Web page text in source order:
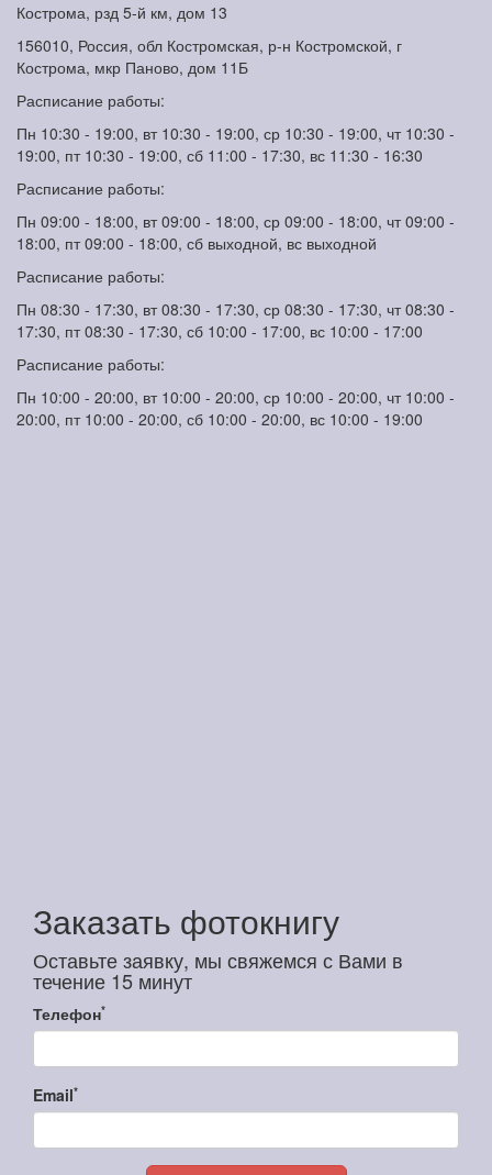
Кострома, рзд 5-й км, дом 13
156010, Россия, обл Костромская, р-н Костромской, г
Кострома, мкр Паново, дом 11Б
Расписание работы:
Пн 10:30 - 19:00, вт 10:30 - 19:00, ср 10:30 - 19:00, чт 10:30 -
19:00, пт 10:30 - 19:00, сб 11:00 - 17:30, вс 11:30 - 16:30
Расписание работы:
Пн 09:00 - 18:00, вт 09:00 - 18:00, ср 09:00 - 18:00, чт 09:00 -
18:00, пт 09:00 - 18:00, сб выходной, вс выходной
Расписание работы:
Пн 08:30 - 17:30, вт 08:30 - 17:30, ср 08:30 - 17:30, чт 08:30 -
17:30, пт 08:30 - 17:30, сб 10:00 - 17:00, вс 10:00 - 17:00
Расписание работы:
Пн 10:00 - 20:00, вт 10:00 - 20:00, ср 10:00 - 20:00, чт 10:00 -
20:00, пт 10:00 - 20:00, сб 10:00 - 20:00, вс 10:00 - 19:00
Заказать фотокнигу
Оставьте заявку, мы свяжемся с Вами в
течение 15 минут
Телефон*
Email*